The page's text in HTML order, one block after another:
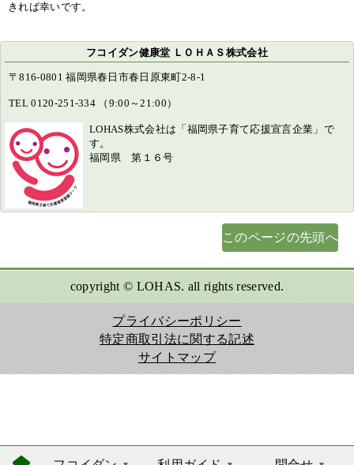
このページの先頭へ
きれば幸いです。
フコイダン健康堂 ＬＯＨＡＳ株式会社
〒816-0801 福岡県春日市春日原東町2-8-1
TEL 0120-251-334 （9:00～21:00）
LOHAS株式会社は「福岡県子育て応援宣言企業」で
す。
福岡県 第１６号
copyright © LOHAS. all rights reserved.
プライバシーポリシー
特定商取引法に関する記述
サイトマップ